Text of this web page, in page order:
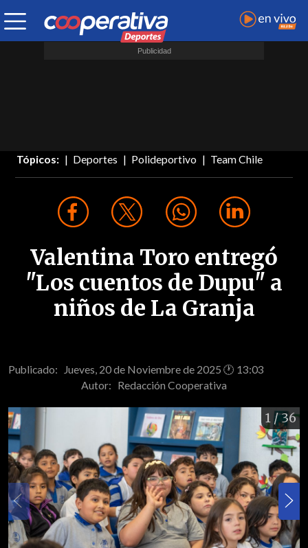
Tópicos: Deportes Polideportivo Team Chile
Valentina Toro entregó
"Los cuentos de Dupu" a
niños de La Granja
Publicado: Jueves, 20 de Noviembre de 2025 🕐 13:03
Autor: Redacción Cooperativa
1/ 36